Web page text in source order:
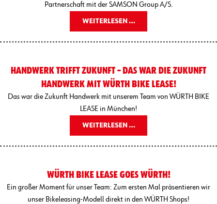
Partnerschaft mit der SAMSON Group A/S.
WEITERLESEN …
HANDWERK TRIFFT ZUKUNFT – DAS WAR DIE ZUKUNFT
HANDWERK MIT WÜRTH BIKE LEASE!
Das war die Zukunft Handwerk mit unserem Team von WÜRTH BIKE
LEASE in München!
WEITERLESEN …
WÜRTH BIKE LEASE GOES WÜRTH!
Ein großer Moment für unser Team: Zum ersten Mal präsentieren wir
unser Bikeleasing-Modell direkt in den WÜRTH Shops!